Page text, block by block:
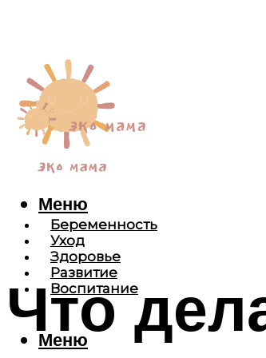
Беременность
Уход
Здоровье
Развитие
Воспитание
Меню
Меню
Что